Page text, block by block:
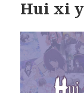
Hui xi